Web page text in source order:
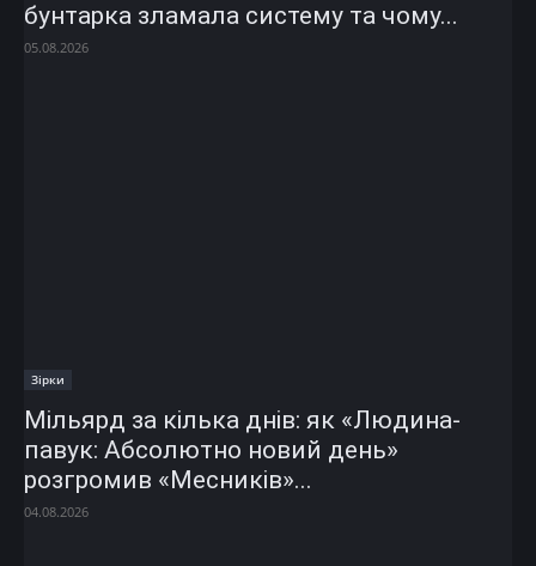
бунтарка зламала систему та чому...
05.08.2026
Зірки
Мільярд за кілька днів: як «Людина-
павук: Абсолютно новий день»
розгромив «Месників»...
04.08.2026